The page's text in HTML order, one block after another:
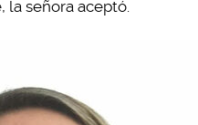
la señora aceptó.